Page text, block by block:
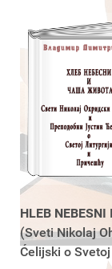
HLEB
(Sveti Nikolaj
Ćelijski o